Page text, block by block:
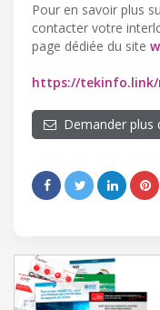
Pour en savoir plus
contacter votre
page dédiée du site
https://tekinfo.link/
Demander plus